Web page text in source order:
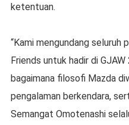
ketentuan.
“Kami mengundang
Friends untuk hadir di
bagaimana filosofi Mazda
pengalaman berkendara,
Semangat Omotenashi